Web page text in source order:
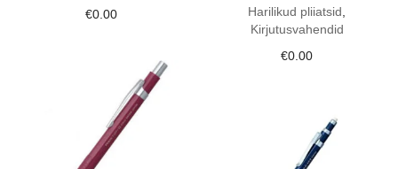
€0.00
Harilikud pliiatsid,
Kirjutusvahendid
€0.00